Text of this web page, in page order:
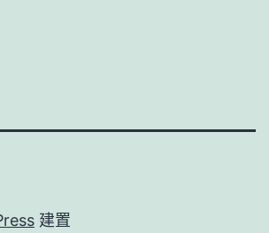
建置